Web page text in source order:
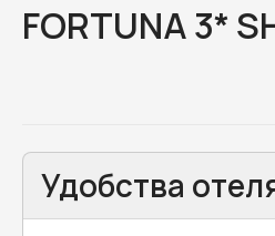
FORTUNA 3*
Удобства